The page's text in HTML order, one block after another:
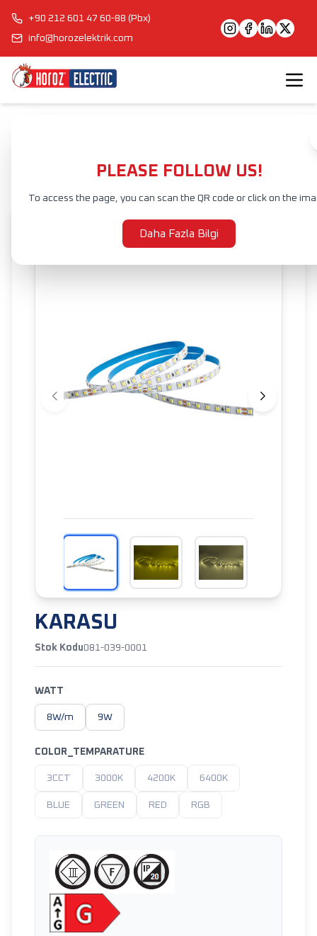
+90 212 601 47 60-88 (Pbx)
info@horozelektrik.com
PLEASE FOLLOW US!
To access the page, you can scan the QR code or click on the
Daha Fazla Bilgi
KARASU
Stok Kodu081-039-0001
WATT
8W/m 9W
COLOR_TEMPARATURE
3CCT 3000K 4200K 6400K
BLUE GREEN RED RGB